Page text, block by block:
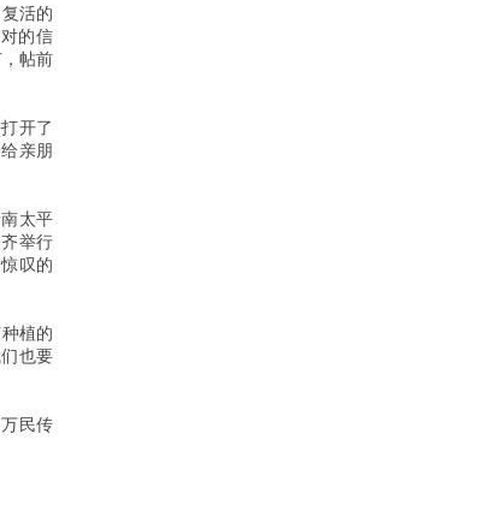
活的
的信
帖前
开了
亲朋
太平
举行
叹的
植的
也要
民传